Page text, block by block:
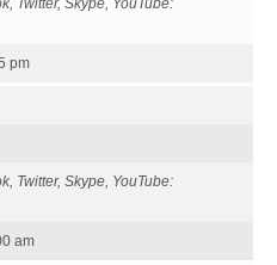
Twitter, Skype, YouTube
pm
Twitter, Skype, YouTube
am